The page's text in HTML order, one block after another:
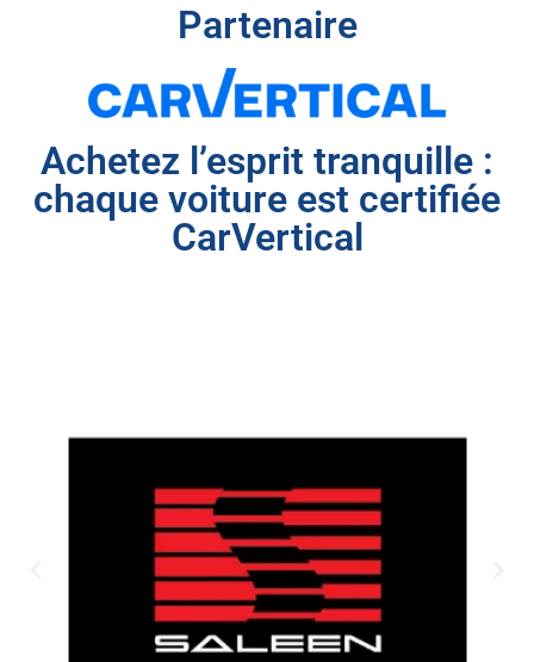
Partenaire
Achetez l’esprit tranquille :
chaque voiture est certifiée
CarVertical